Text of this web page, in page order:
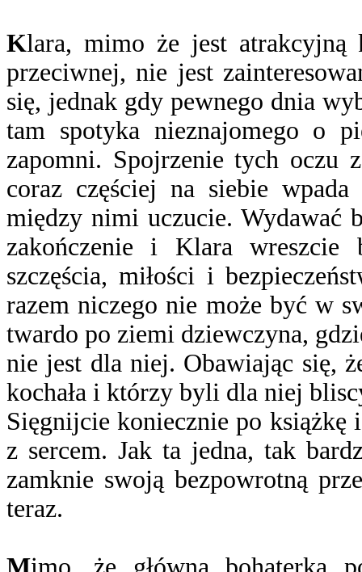
Klara, mimo że jest atrakcyjną
przeciwnej, nie jest
się, jednak gdy pewnego dnia
tam spotyka nieznajomego o
zapomni. Spojrzenie tych oczu
coraz częściej na siebie
między nimi uczucie. Wydawać
zakończenie i Klara wreszcie
szczęścia, miłości i
razem niczego nie może być w
twardo po ziemi dziewczyna,
nie jest dla niej. Obawiając się,
kochała i którzy byli dla niej
Sięgnijcie koniecznie po książkę
z sercem. Jak ta jedna, tak
zamknie swoją bezpowrotną
teraz.